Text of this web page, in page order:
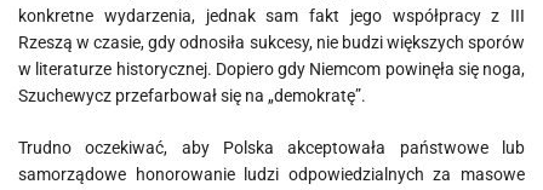
konkretne wydarzenia, jednak sam fakt jego współpracy z III
Rzeszą w czasie, gdy odnosiła sukcesy, nie budzi większych sporów
w literaturze historycznej. Dopiero gdy Niemcom powinęła się noga,
Szuchewycz przefarbował się na „demokratę”.
Trudno oczekiwać, aby Polska akceptowała państwowe lub
samorządowe honorowanie ludzi odpowiedzialnych za masowe